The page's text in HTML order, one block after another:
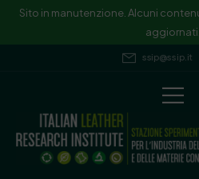
Sito in manutenzione. Alcuni
aggiornati.
ssip@ssip.it